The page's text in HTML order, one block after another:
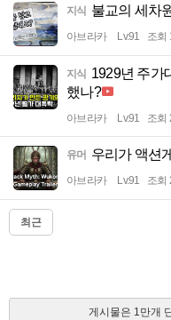
지식 불교의 세차
아브라카 Lv.91 조회
지식
1929년 주가
했나?
아브라카 Lv.91 조회
유머 우리가 액션
아브라카 Lv.91 조회
최근
게시물은 1만개